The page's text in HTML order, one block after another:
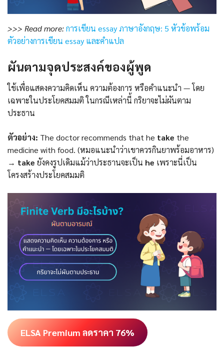
>>> Read more:การเขียน essay ภาษาอังกฤษ: 5 หัวข้อพร้อม
ตัวอย่างการเขียน essay และคำแปล
ผันตามจุดประสงค์ของผู้พูด
ใช้เพื่อแสดงความคิดเห็น ความต้องการ หรือคำแนะนำ — โดย
เฉพาะในประโยคสมมติ ในกรณีเหล่านี้ กริยาจะไม่ผันตาม
ประธาน
ตัวอย่าง: The doctor recommends that he take the
medicine with food. (หมอแนะนำว่าเขาควรกินยาพร้อมอาหาร)
→ take ยังคงรูปเดิมแม้ว่าประธานจะเป็น he เพราะนี่เป็น
โครงสร้างประโยคสมมติ
ELSA Premium ลดราคา 76%